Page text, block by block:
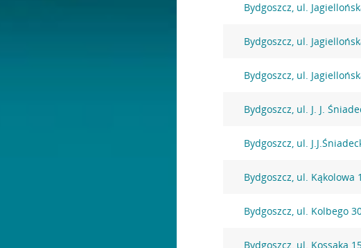
Bydgoszcz, ul.
Bydgoszcz, ul.
Bydgoszcz, ul.
Bydgoszcz, ul. J. J.
Bydgoszcz, ul.
Bydgoszcz, ul. Kąkolowa 1
Bydgoszcz, ul. Kolbego
Bydgoszcz, ul. Kossaka